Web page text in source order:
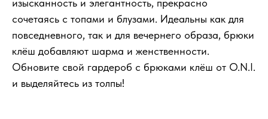
изысканность и элегантность, прекрасно
сочетаясь с топами и блузами. Идеальны как для
повседневного, так и для вечернего образа, брюки
клёш добавляют шарма и женственности.
Обновите свой гардероб с брюками клёш от O.N.I.
и выделяйтесь из толпы!